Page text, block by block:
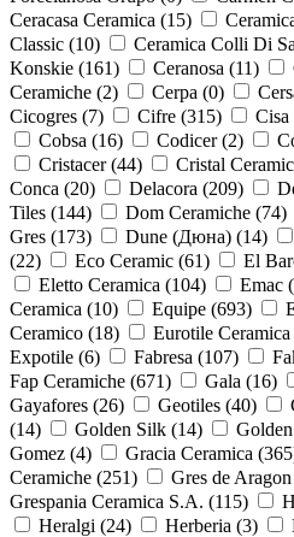
Ceracasa Ceramica (15)
Classic (10) Ceramica Colli Di
Konskie (161) Ceranosa (11)
Ceramiche (2) Cerpa (0)
Cicogres (7) Cifre (315) Cisa
Cobsa (16) Codicer (2)
Cristacer (44) Cristal
Conca (20) Delacora (209)
Tiles (144) Dom Ceramiche (74)
Gres (173) Dune (Дюна) (14)
(22) Eco Ceramic (61) El
Eletto Ceramica (104) Emac (
Ceramica (10) Equipe (693)
Ceramico (18) Eurotile Ceramica
Expotile (6) Fabresa (107)
Fap Ceramiche (671) Gala (16)
Gayafores (26) Geotiles (40)
(14) Golden Silk (14)
Gomez (4) Gracia Ceramica (365
Ceramiche (251) Gres de
Grespania Ceramica S.A. (115)
Heralgi (24) Herberia (3)